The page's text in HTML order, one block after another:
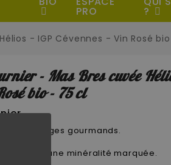
PRO ?
- IGP Cévennes - Vin Rosé
- Mas Bres cuvée
bio - 75 cl
fruits rouges gourmands.
et une minéralité marquée.